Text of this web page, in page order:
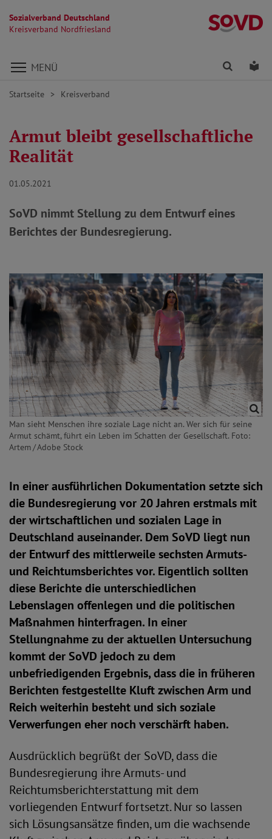
Sozialverband Deutschland
Kreisverband Nordfriesland
Direkt zu den Inhalten springen
MENÜ Finden
Startseite Kreisverband
Armut bleibt gesellschaftliche
Realität
01.05.2021
SoVD nimmt Stellung zu dem Entwurf eines
Berichtes der Bundesregierung.
Man sieht Menschen ihre soziale Lage nicht an. Wer sich für seine
Armut schämt, führt ein Leben im Schatten der Gesellschaft. Foto:
Artem / Adobe Stock
In einer ausführlichen Dokumentation setzte sich
die Bundesregierung vor 20 Jahren erstmals mit
der wirtschaftlichen und sozialen Lage in
Deutschland auseinander. Dem SoVD liegt nun
der Entwurf des mittlerweile sechsten Armuts-
und Reichtumsberichtes vor. Eigentlich sollten
diese Berichte die unterschiedlichen
Lebenslagen offenlegen und die politischen
Maßnahmen hinterfragen. In einer
Stellungnahme zu der aktuellen Untersuchung
kommt der SoVD jedoch zu dem
unbefriedigenden Ergebnis, dass die in früheren
Berichten festgestellte Kluft zwischen Arm und
Reich weiterhin besteht und sich soziale
Verwerfungen eher noch verschärft haben.
Ausdrücklich begrüßt der SoVD, dass die
Bundesregierung ihre Armuts- und
Reichtumsberichterstattung mit dem
vorliegenden Entwurf fortsetzt. Nur so lassen
sich Lösungsansätze finden, um die wachsende